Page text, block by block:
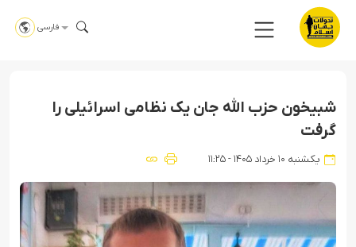
فارسی
شبیخون حزب الله جان یک نظامی اسرائیلی را
گرفت
یکشنبه ۱۰ خرداد ۱۴۰۵ - ۱۱:۲۵